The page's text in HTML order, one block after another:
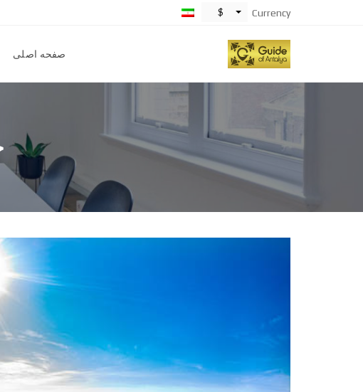
Currency
$
صفحه اصلی